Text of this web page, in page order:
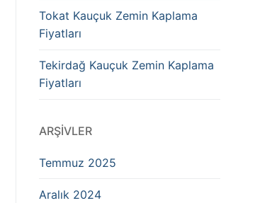
Tokat Kauçuk Zemin Kaplama
Fiyatları
Tekirdağ Kauçuk Zemin Kaplama
Fiyatları
ARŞIVLER
Temmuz 2025
Aralık 2024